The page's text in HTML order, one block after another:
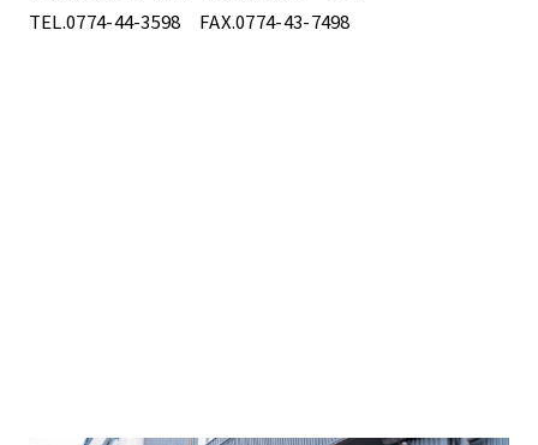
TEL.0774-44-3598 FAX.0774-43-7498